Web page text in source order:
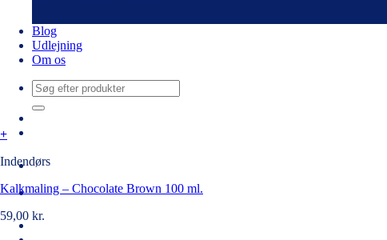
Blog
Udlejning
Om os
Søg
efter:
+
Indendørs
Kalkmaling – Chocolate Brown 100 ml.
59,00 kr.